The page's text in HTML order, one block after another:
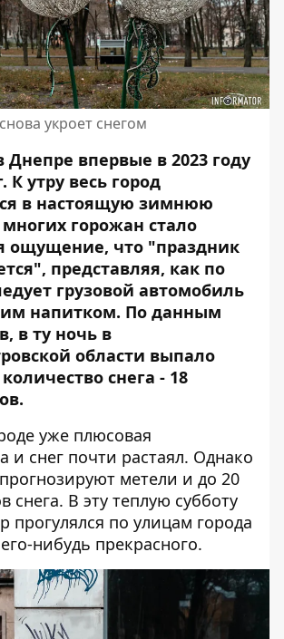
укроет снегом
Днепре впервые в 2023 году
К утру весь город
в настоящую зимнюю
горожан стало
ощущение, что "праздник
представляя, как по
грузовой автомобиль
напитком. По данным
в ту ночь в
области выпало
снега - 18
уже плюсовая
и снег почти растаял. Однако
метели и до 20
снега. В эту теплую субботу
прогулялся по улицам города
нибудь прекрасного.